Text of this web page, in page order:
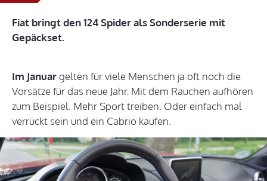
Fiat bringt den 124 Spider als Sonderserie mit
Gepäckset.
Im Januargelten für viele Menschen ja oft noch die
Vorsätze für das neue Jahr. Mit dem Rauchen aufhören
zum Beispiel. Mehr Sport treiben. Oder einfach mal
verrückt sein und ein Cabrio kaufen.